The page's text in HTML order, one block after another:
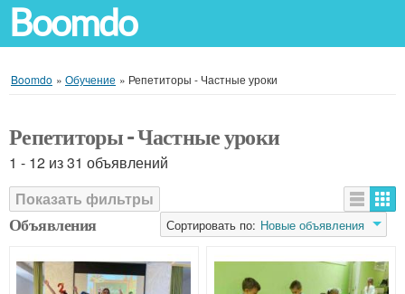
Boomdo
Boomdo » Обучение » Репетиторы - Частные уроки
Репетиторы - Частные уроки
1 - 12 из 31 объявлений
Показать фильтры
Сортировать по: Новые объявления
Объявления